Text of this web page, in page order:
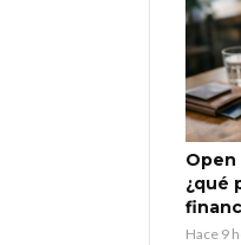
Open
¿qué
Hace 9